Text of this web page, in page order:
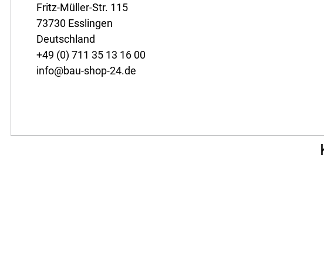
Fritz-Müller-Str. 115
73730 Esslingen
Deutschland
+49 (0) 711 35 13 16 00
info@bau-shop-24.de